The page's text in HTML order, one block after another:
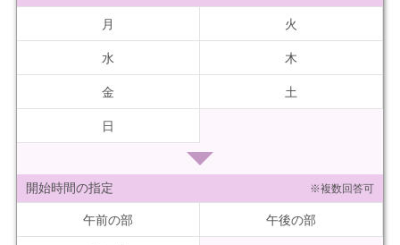
月 火
水 木
金 土
日
開始時間の指定 ※複数回答可
午前の部 午後の部